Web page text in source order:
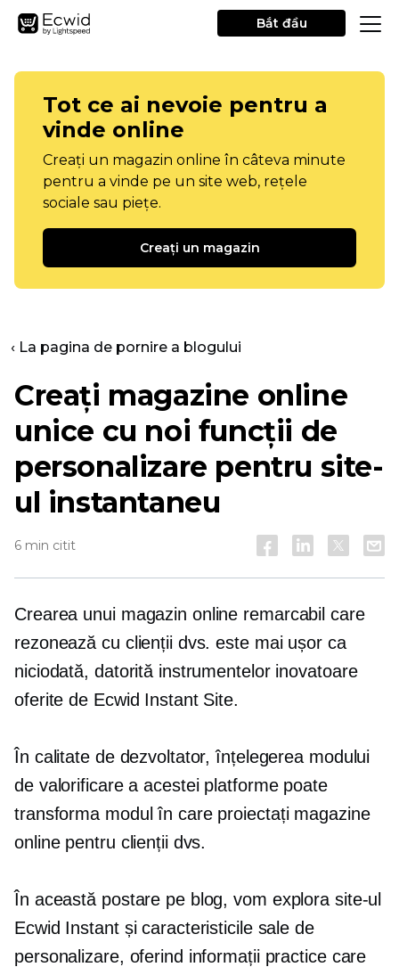
Bắt đầu
Tot ce ai nevoie pentru a
vinde online
Creați un magazin online în câteva minute
pentru a vinde pe un site web, rețele
sociale sau piețe.
Creați un magazin
‹ La pagina de pornire a blogului
Creați magazine online
unice cu noi funcții de
personalizare pentru site-
ul instantaneu
6 min citit
Crearea unui magazin online remarcabil care
rezonează cu clienții dvs. este mai ușor ca
niciodată, datorită instrumentelor inovatoare
oferite de Ecwid Instant Site.
În calitate de dezvoltator, înțelegerea modului
de valorificare a acestei platforme poate
transforma modul în care proiectați magazine
online pentru clienții dvs.
În această postare pe blog, vom explora site-ul
Ecwid Instant și caracteristicile sale de
personalizare, oferind informații practice care